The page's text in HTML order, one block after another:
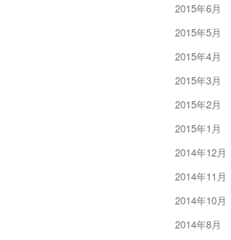
2015年6月
2015年5月
2015年4月
2015年3月
2015年2月
2015年1月
2014年12月
2014年11月
2014年10月
2014年8月